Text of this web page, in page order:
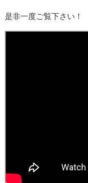
是非一度ご覧下さい！